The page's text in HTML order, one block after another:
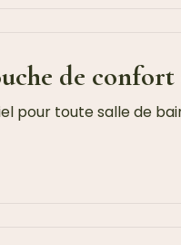
de
pour toute salle de